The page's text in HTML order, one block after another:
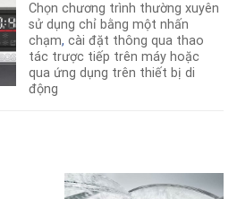
Chọn chương trình thường xuyên
sử dụng chỉ bằng một nhấn
chạm, cài đặt thông qua thao
tác trược tiếp trên máy hoặc
qua ứng dụng trên thiết bị di
động